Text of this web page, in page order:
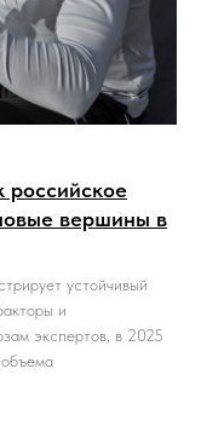
российское
вершины в
устойчивый
и
экспертов, в 2025
объема